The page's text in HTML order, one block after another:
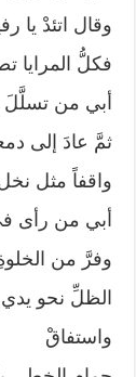
وقال اتئدْ يا
فكلُّ المرايا
أبي من تسلَّلَ
ثمَّ عادَ إلى
واقفاً مثل
أبي من رأى
وفرَّ من
الظلِّ نحو يدي
واستفاقْ